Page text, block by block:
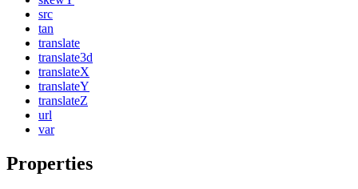
src
tan
translate
translate3d
translateX
translateY
translateZ
url
var
Properties